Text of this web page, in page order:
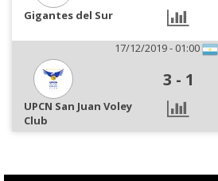
Gigantes del Sur
17/12/2019 - 01:00
3 - 1
UPCN San Juan Voley
Club